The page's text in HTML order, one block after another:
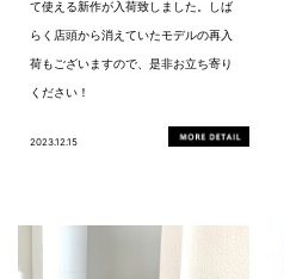
て使える新作が入荷致しました。しば
らく店頭から消えていたモデルの再入
荷もございますので、是非お立ち寄り
ください！
2023.12.15